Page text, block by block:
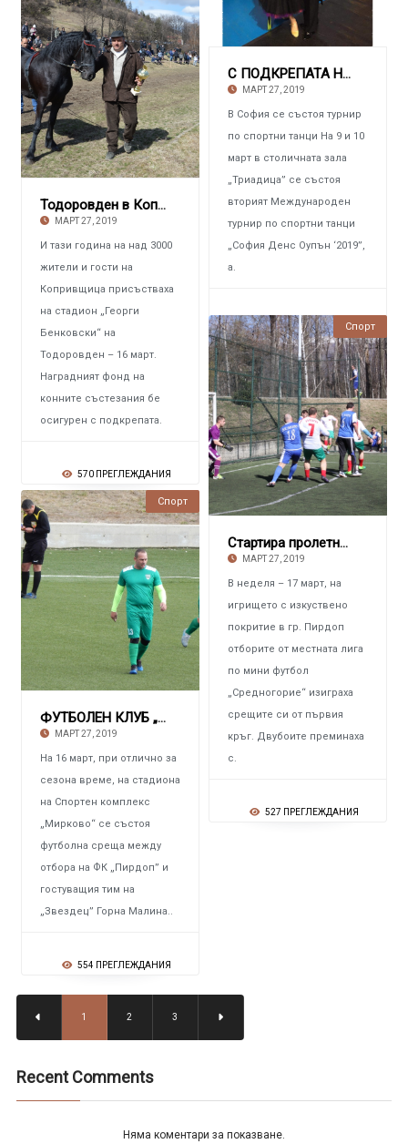
С ПОДКРЕПАТА НА „ЕЛАЦИТЕ МЕД” И „ГЕОТЕХМИН“
МАРТ 27, 2019
В София се състоя турнир
по спортни танци На 9 и 10
март в столичната зала
„Триадица” се състоя
вторият Международен
турнир по спортни танци
„София Денс Оупън ‘2019”,
а.
564 ПРЕГЛЕЖДАНИЯ
Тодоровден в Копривщица с нов регламент
МАРТ 27, 2019
И тази година на над 3000
жители и гости на
Копривщица присъстваха
на стадион „Георги
Бенковски“ на
Тодоровден – 16 март.
Наградният фонд на
конните състезания бе
осигурен с подкрепата.
570 ПРЕГЛЕЖДАНИЯ
Спорт
Стартира пролетния полусезон
МАРТ 27, 2019
В неделя – 17 март, на
игрището с изкуствено
покритие в гр. Пирдоп
отборите от местната лига
по мини футбол
„Средногорие“ изиграха
срещите си от първия
кръг. Двубоите преминаха
с.
527 ПРЕГЛЕЖДАНИЯ
Спорт
ФУТБОЛЕН КЛУБ „ПИРДОП“ Започна с две победи
МАРТ 27, 2019
На 16 март, при отлично за
сезона време, на стадиона
на Спортен комплекс
„Мирково“ се състоя
футболна среща между
отбора на ФК „Пирдоп” и
гостуващия тим на
„Звездец” Горна Малина..
554 ПРЕГЛЕЖДАНИЯ
1 2 3
Recent Comments
Няма коментари за показване.